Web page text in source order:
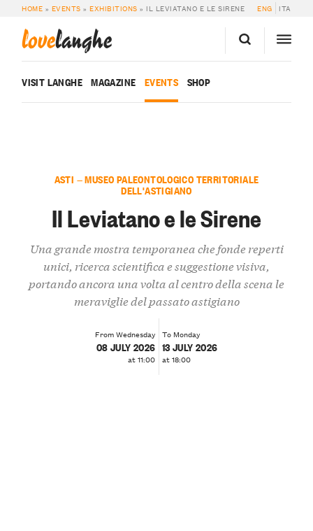
HOME » EVENTS »EXHIBITIONS » IL LEVIATANO E LE SIRENE ENG ITA
lovelanghe
VISIT LANGHE MAGAZINE EVENTS SHOP
ASTI — MUSEO PALEONTOLOGICO TERRITORIALE
DELL'ASTIGIANO
Il Leviatano e le Sirene
Una grande mostra temporanea che fonde reperti
unici, ricerca scientifica e suggestione visiva,
portando ancora una volta al centro della scena le
meraviglie del passato astigiano
From Wednesday
08 JULY 2026
at 11:00
To Monday
13 JULY 2026
at 18:00